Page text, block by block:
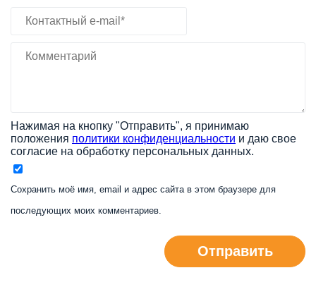
Нажимая на кнопку "Отправить", я принимаю
положения политики конфиденциальности и даю свое
согласие на обработку персональных данных.
Сохранить моё имя, email и адрес сайта в этом браузере для
последующих моих комментариев.
Отправить